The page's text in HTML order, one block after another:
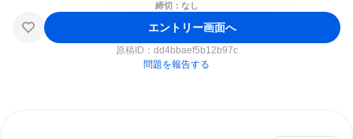
締切：なし
エントリー画面へ
原稿ID： dd4bbaef5b12b97c
問題を報告する